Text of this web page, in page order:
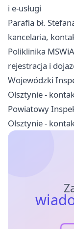
i e-usługi
Parafia bł.
kancelaria,
Poliklinika
rejestracja i
Wojewódzki
Olsztynie -
Powiatowy
Olsztynie -